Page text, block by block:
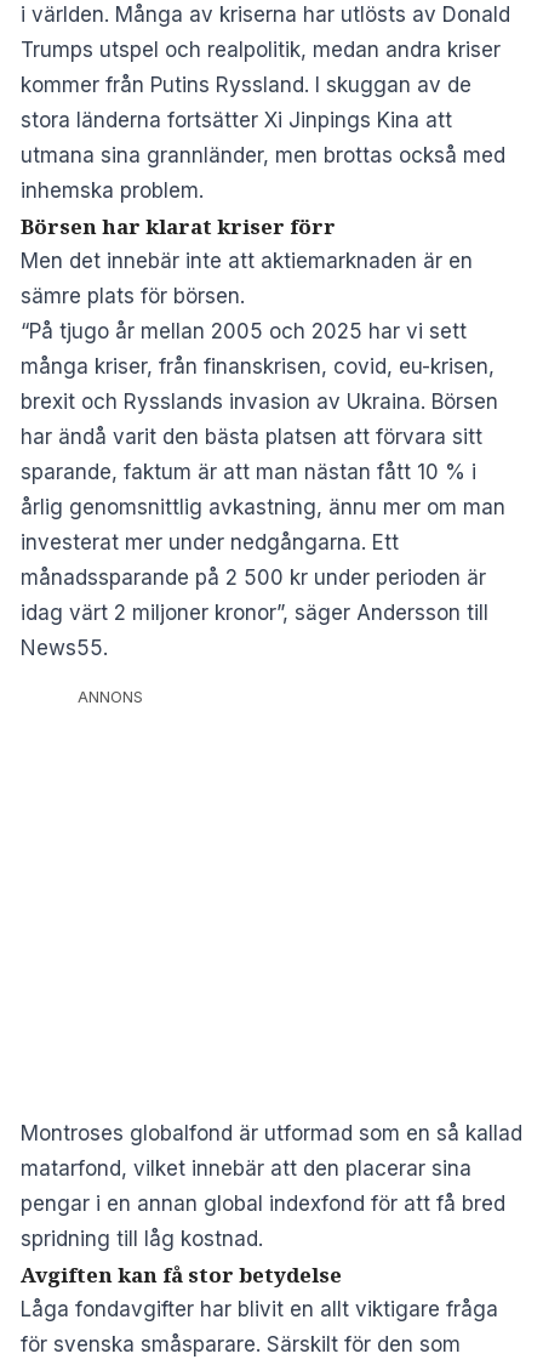
i världen. Många av kriserna har utlösts av Donald
Trumps utspel och realpolitik, medan andra kriser
kommer från Putins Ryssland. I skuggan av de
stora länderna fortsätter Xi Jinpings Kina att
utmana sina grannländer, men brottas också med
inhemska problem.
Börsen har klarat kriser förr
Men det innebär inte att aktiemarknaden är en
sämre plats för börsen.
“På tjugo år mellan 2005 och 2025 har vi sett
många kriser, från finanskrisen, covid, eu-krisen,
brexit och Rysslands invasion av Ukraina. Börsen
har ändå varit den bästa platsen att förvara sitt
sparande, faktum är att man nästan fått 10 % i
årlig genomsnittlig avkastning, ännu mer om man
investerat mer under nedgångarna. Ett
månadssparande på 2 500 kr under perioden är
idag värt 2 miljoner kronor”, säger Andersson till
News55.
ANNONS
Montroses globalfond är utformad som en så kallad
matarfond, vilket innebär att den placerar sina
pengar i en annan global indexfond för att få bred
spridning till låg kostnad.
Avgiften kan få stor betydelse
Låga fondavgifter har blivit en allt viktigare fråga
för svenska småsparare. Särskilt för den som